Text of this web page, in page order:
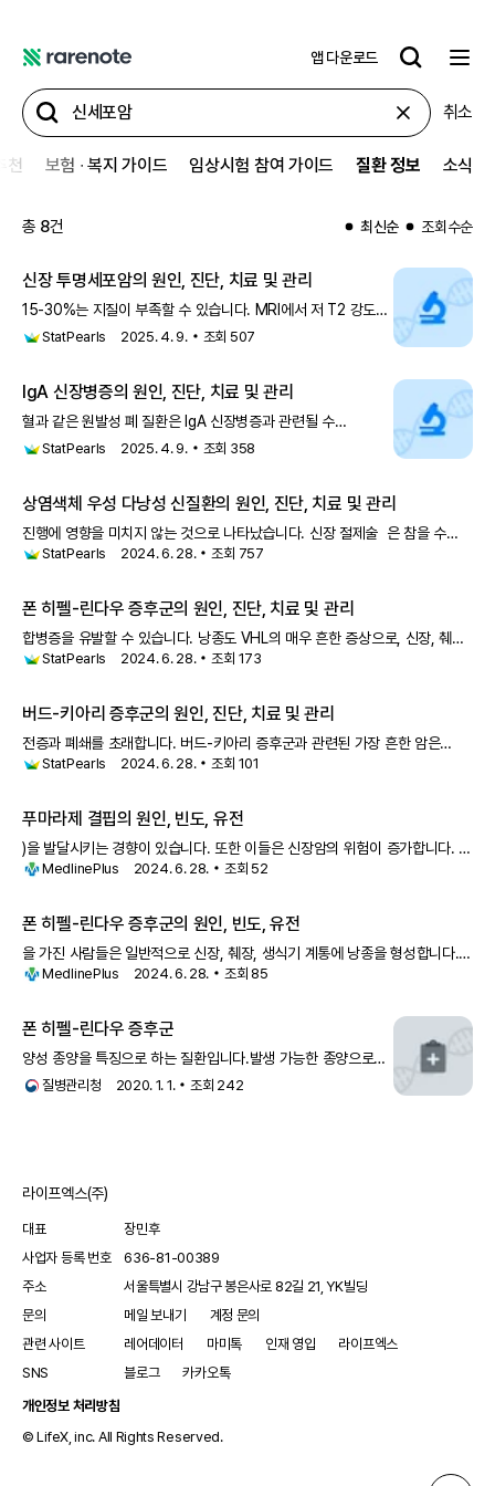
어
노
트
앱 다운로드
취소
천 보험 ∙ 복지 가이드 임상시험 참여 가이드 질환 정보 소식
총 8건 최신순 조회수순
신장 투명세포암의 원인, 진단, 치료 및 관리
15-30%는 지질이 부족할 수 있습니다. MRI에서 저 T2 강도는
지질이 부족한 혈관근지방종과 투명세포
StatPearls 2025. 4. 9. 조회 507
IgA 신장병증의 원인, 진단, 치료 및 관리
혈과 같은 원발성 폐 질환은 IgA 신장병증과 관련될 수
있습니다. 또한, 골수증식성 질환, 위암, 폐암,
StatPearls 2025. 4. 9. 조회 358
상염색체 우성 다낭성 신질환의 원인, 진단, 치료 및 관리
진행에 영향을 미치지 않는 것으로 나타났습니다. 신장 절제술 은 참을 수
없는 복부 불편감, 식욕 부진,신세포암, 신장 출혈, 가스 형성 인자에 의한
StatPearls 2024. 6. 28. 조회 757
폰 히펠-린다우 증후군의 원인, 진단, 치료 및 관리
합병증을 유발할 수 있습니다. 낭종도 VHL의 매우 흔한 증상으로, 신장, 췌장
및 생식기에서 발생합니다.신세포암(RCC) 및 췌장 신경내분비 종양도
StatPearls 2024. 6. 28. 조회 173
버드-키아리 증후군의 원인, 진단, 치료 및 관리
전증과 폐쇄를 초래합니다. 버드-키아리 증후군과 관련된 가장 흔한 암은
간세포암이며, 그 다음으로 부신암,신세포암
StatPearls 2024. 6. 28. 조회 101
푸마라제 결핍의 원인, 빈도, 유전
)을 발달시키는 경향이 있습니다. 또한 이들은 신장암의 위험이 증가합니다. 이
상태는 유전성 평활근종증 및신세포암(HLRCC)이라고 합니다. Alam NA,
MedlinePlus 2024. 6. 28. 조회 52
폰 히펠-린다우 증후군의 원인, 빈도, 유전
을 가진 사람들은 일반적으로 신장, 췌장, 생식기 계통에 낭종을 형성합니다.
또한 신장암의 일종인 투명세포신세포암과 췌장암의 일종인 췌장 신경내분비
MedlinePlus 2024. 6. 28. 조회85
폰 히펠-린다우 증후군
양성 종양을 특징으로 하는 질환입니다.발생 가능한 종양으로는
중추신경계 혈관모세포종, 망막 혈관모세포종,
질병관리청 2020. 1. 1. 조회 242
라이프엑스(주)
대표
장민후
사업자 등록 번호
636-81-00389
주소
서울특별시 강남구 봉은사로 82길 21, YK빌딩
문의
메일 보내기
계정 문의
관련 사이트
레어데이터 마미톡 인재 영입
라이프엑스
SNS
블로그
카카오톡
개인정보 처리방침
© LifeX, inc. All Rights Reserved.